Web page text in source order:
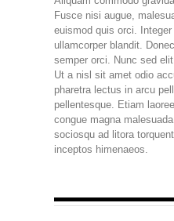
Fusce nisi augue,
euismod quis orci.
ullamcorper blandit.
semper orci. Nunc sed
Ut a nisl sit amet odio
pharetra lectus in arcu
pellentesque. Etiam
congue magna
sociosqu ad litora
inceptos himenaeos.